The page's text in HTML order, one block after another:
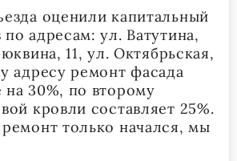
оценили капитальный
адресам: ул. Ватутина,
11, ул. Октябрьская,
адресу ремонт фасада
30%, по второму
кровли составляет 25%.
только начался, мы